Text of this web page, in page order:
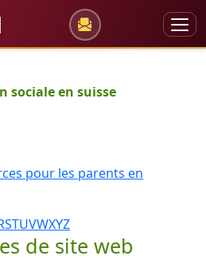
sociale en suisse
pour les parents en
STUVWXYZ
de site web